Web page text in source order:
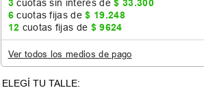
3cuotas sin interés de$ 33.300
6cuotas fijas de$ 19.248
12 cuotas fijas de $ 9624
Ver todos los medios de pago